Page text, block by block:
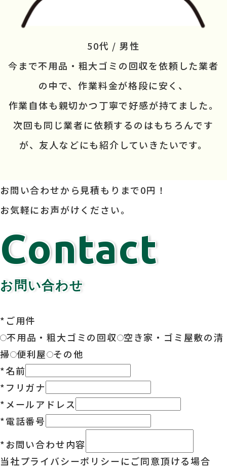
50代 / 男性
今まで不用品・粗大ゴミの回収を依頼した業者
の中で、作業料金が格段に安く、
作業自体も親切かつ丁寧で好感が持てました。
次回も同じ業者に依頼するのはもちろんです
が、友人などにも紹介していきたいです。
お問い合わせから見積もりまで0円！
お気軽にお声がけください。
Contact
お問い合わせ
* ご用件
不用品・粗大ゴミの回収
空き家・ゴミ屋敷の清
掃
便利屋 その他
*名前
*フリガナ
* メールアドレス
*電話番号
*お問い合わせ内容
当社プライバシーポリシーにご同意頂ける場合